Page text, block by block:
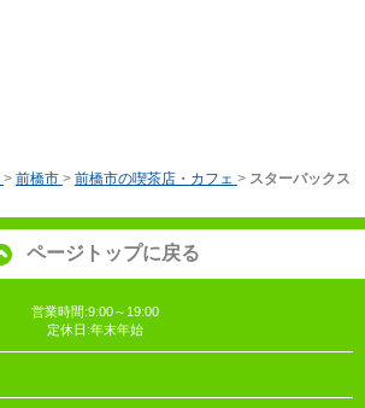
> 前橋市 > 前橋市の喫茶店・カフェ > スターバックス
ページトップに戻る
営業時間:9:00～19:00
定休日:年末年始